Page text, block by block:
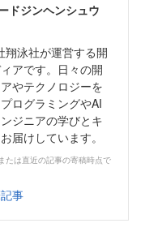
ドジンヘンシュウ
泳社が運営する開
アです。日々の開
やテクノロジーを
ログラミングやAI
ジニアの学びとキ
届けしています。
たは直近の記事の寄稿時点で
事